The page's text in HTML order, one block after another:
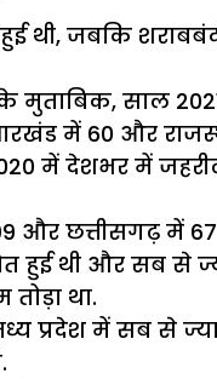
थी, जबकि
मुताबिक, साल
में 60 और
में देशभर में
और छत्तीसगढ़ में
हुई थी और सब से
था.
प्रदेश में सब से